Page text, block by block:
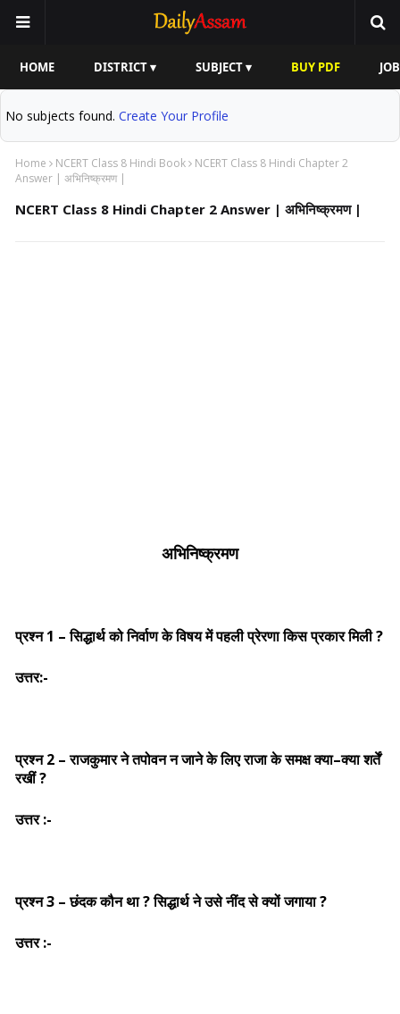
HOME DISTRICT ▾ SUBJECT ▾ BUY PDF
No subjects found. Create Your Profile
Home NCERT Class 8 Hindi Book
NCERT Class 8 Hindi Chapter 2
Answer | अभिनिष्क्रमण |
NCERT Class 8 Hindi Chapter 2 Answer | अभिनिष्क्रमण |
अभिनिष्क्रमण
प्रश्न 1 – सिद्धार्थ को निर्वाण के विषय में पहली प्रेरणा किस प्रकार मिली ?
उत्तर:-
प्रश्न 2 – राजकुमार ने तपोवन न जाने के लिए राजा के समक्ष क्या–क्या शर्तें
रखीं ?
उत्तर :-
प्रश्न 3 – छंदक कौन था ? सिद्धार्थ ने उसे नींद से क्यों जगाया ?
उत्तर :-